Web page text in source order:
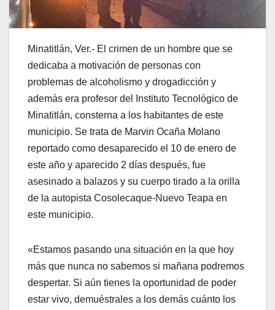
Minatitlán, Ver.- El crimen de un hombre que se
dedicaba a motivación de personas con
problemas de alcoholismo y drogadicción y
además era profesor del Instituto Tecnológico de
Minatitlán, consterna a los habitantes de este
municipio. Se trata de Marvin Ocaña Molano
reportado como desaparecido el 10 de enero de
este año y aparecido 2 días después, fue
asesinado a balazos y su cuerpo tirado a la orilla
de la autopista Cosolecaque-Nuevo Teapa en
este municipio.
«Estamos pasando una situación en la que hoy
más que nunca no sabemos si mañana podremos
despertar. Si aún tienes la oportunidad de poder
estar vivo, demuéstrales a los demás cuánto los